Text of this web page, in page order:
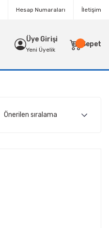
Hesap Numaraları İletişim
Üye Girişi
Yeni Üyelik
Sepet